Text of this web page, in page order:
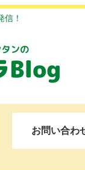
信！
お問い合わ